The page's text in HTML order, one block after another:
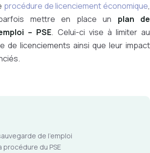
procédure de licenciement économique,
mettre en place un plan de
– PSE. Celui-ci vise à limiter au
de licenciements ainsi que leur impact
de l’emploi
du PSE